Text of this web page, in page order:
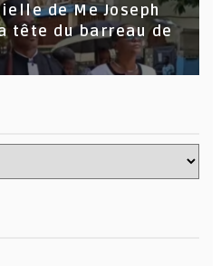
de Me Joseph
tête du barreau de